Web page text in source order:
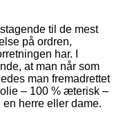
til de mest
på ordren,
har. I
at man når som
man fremadrettet
– 100 % æterisk –
herre eller dame.